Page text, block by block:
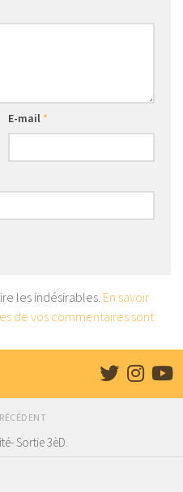
E-mail*
les indésirables. En savoir
de vos commentaires sont
Sortie 3èD.